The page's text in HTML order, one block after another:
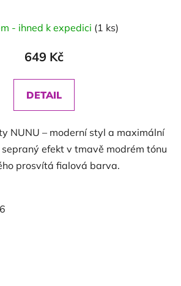
- ihned k expedici (1 ks)
649 Kč
DETAIL
NUNU – moderní styl a maximální
efekt v tmavě modrém tónu
prosvítá fialová barva.